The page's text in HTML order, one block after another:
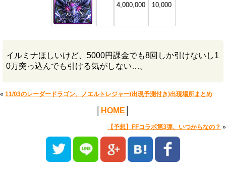
4,000,000 10,000
イルミナほしいけど、5000円課金でも8回しか引けないし1
0万突っ込んでも引ける気がしない…。
« 11/03のレーダードラゴン、ノエルトレジャー(出現予測付き)出現場所まとめ
HOME
【予想】FFコラボ第3弾、いつからなの？ »